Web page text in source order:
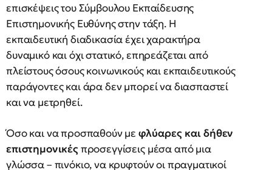
επισκέψεις του Σύμβουλου Εκπαίδευσης
Επιστημονικής Ευθύνης στην τάξη. H
εκπαιδευτική διαδικασία έχει χαρακτήρα
δυναμικό και όχι στατικό, επηρεάζεται από
πλείστους όσους κοινωνικούς και εκπαιδευτικούς
παράγοντες και άρα δεν μπορεί να διασπαστεί
και να μετρηθεί.
Όσο και να προσπαθούν με φλύαρες και δήθεν
επιστημονικέςπροσεγγίσεις μέσα από μια
γλώσσα – πινόκιο, να κρυφτούν οι πραγματικοί